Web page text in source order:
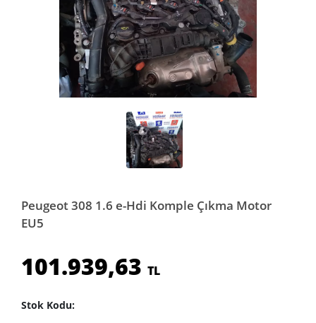
Peugeot 308 1.6 e-Hdi Komple Çıkma Motor
EU5
101.939,63 TL
Stok Kodu: